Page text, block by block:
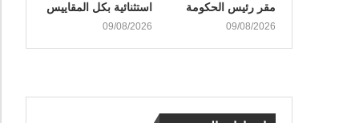
مقر رئيس الحكومة
09/08/2026
استثنائية بكل المقاييس
09/08/2026